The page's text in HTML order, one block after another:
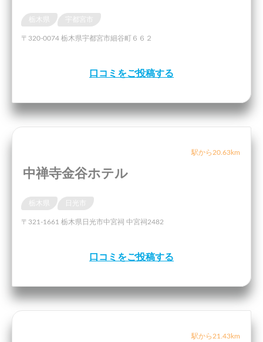
宇都宮市
〒320-0074 栃木県宇都宮市細谷町６６２
口コミをご投稿する
駅から20.63km
中禅寺金谷ホテル
〒321-1661 栃木県日光市中宮祠 中宮祠2482
口コミをご投稿する
駅から21.43km